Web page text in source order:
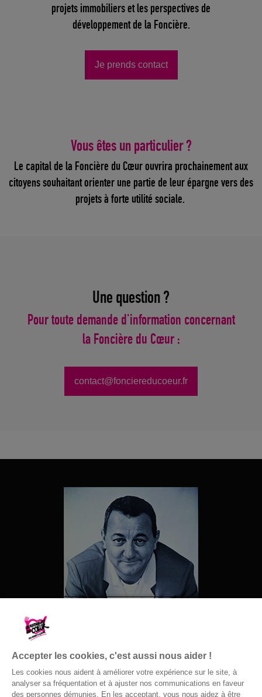
projets immobiliers et les perspectives de
développement de la Foncière.
Je prends contact
Vous êtes un particulier ?
Le capital de la Foncière du Cœur ouvrira prochainement aux
citoyens souhaitant orienter une partie de leur épargne vers des
projets à forte utilité sociale.
Une question ?
Pour toute demande d'information concernant
la Foncière du Cœur :
contact@fonciereducoeur.fr
Accepter les cookies, c'est aussi nous aider !
Les cookies nous aident à améliorer votre expérience sur le site, à
analyser sa fréquentation et à ajuster nos communications en faveur
des personnes démunies. En les acceptant, vous nous aidez à être